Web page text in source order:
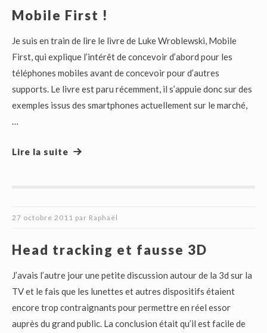
Mobile First !
Je suis en train de lire le livre de Luke Wroblewski, Mobile
First, qui explique l’intérêt de concevoir d’abord pour les
téléphones mobiles avant de concevoir pour d’autres
supports. Le livre est paru récemment, il s’appuie donc sur des
exemples issus des smartphones actuellement sur le marché,
…
Lire la suite
27 octobre 2011 par Raphaël
Head tracking et fausse 3D
J’avais l’autre jour une petite discussion autour de la 3d sur la
TV et le fais que les lunettes et autres dispositifs étaient
encore trop contraignants pour permettre en réel essor
auprès du grand public. La conclusion était qu’il est facile de